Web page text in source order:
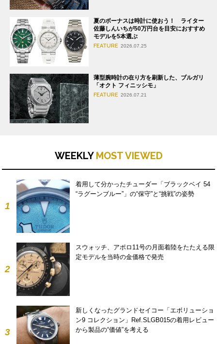
夏のボーナスは時計に使おう！ ライター
佐藤しんいちが50万円台を目安におすすめ
モデルを5本選ぶ
FEATURE 2026.07.25
薄型腕時計の在り方を刷新した、ブルガリ
「オクト フィニッシモ」
FEATURE 2026.07.21
WEEKLY MOST VIEWED
1
着用して分かったチューダー「ブラックベイ 54
“ラグーンブルー”」の“保守”と“挑戦”の姿勢
2
スウォッチ、アポロ11号の月面着陸をたたえる限
定モデルを当時の金価格で発売
3
新しくなったグランドセイコー「エボリューショ
ン9 コレクション」Ref.SLGB015の着用レビュー
から製品の“価値”を考える